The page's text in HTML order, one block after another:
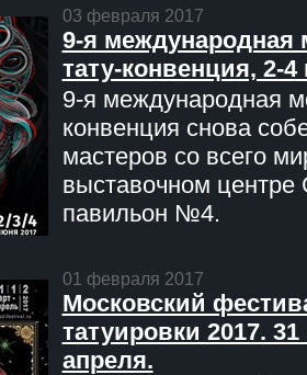
03 февраля 2017
9-я международная
тату-конвенция, 2-
9-я международная
конвенция снова
мастеров со всего
выставочном центре
павильон №4.
01 февраля 2017
Московский
татуировки 2017. 31
апреля.